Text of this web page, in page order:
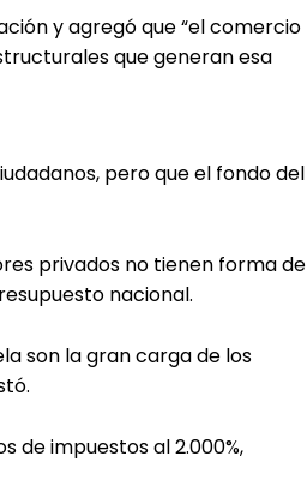
y agregó que “el comercio
que generan esa
pero que el fondo del
privados no tienen forma de
nacional.
son la gran carga de los
de impuestos al 2.000%,